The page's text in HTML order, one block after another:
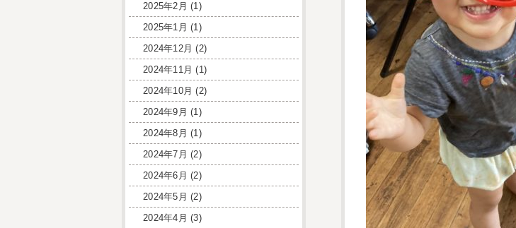
2025年2月 (1)
2025年1月 (1)
2024年12月 (2)
2024年11月 (1)
2024年10月 (2)
2024年9月 (1)
2024年8月 (1)
2024年7月 (2)
2024年6月 (2)
2024年5月 (2)
2024年4月 (3)